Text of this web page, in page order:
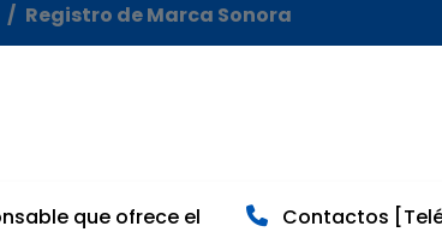
Registro de Marca Sonora
que ofrece el
Contactos